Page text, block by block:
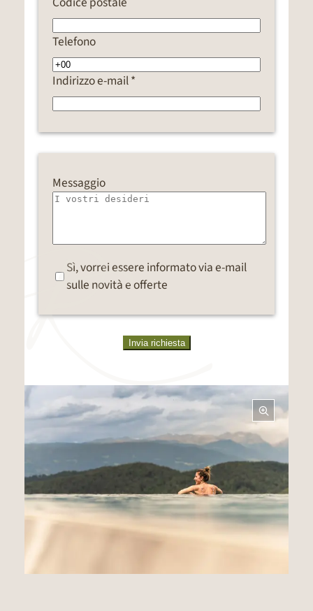
Telefono
Indirizzo e-mail *
Messaggio
Sì, vorrei essere informato via e-mail
sulle novità e offerte